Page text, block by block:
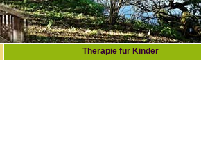
Therapie für Kinder